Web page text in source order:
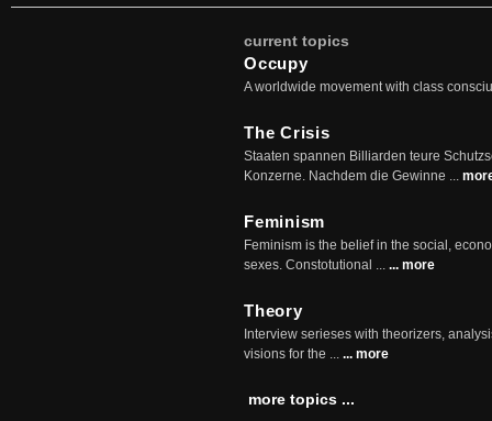
current topics
Occupy
A worldwide movement with class
The Crisis
Staaten spannen Billiarden teure
Konzerne. Nachdem die Gewinne ...
Feminism
Feminism is the belief in the social,
sexes. Constotutional ... ... more
Theory
Interview serieses with theorizers,
visions for the ... ... more
more topics ...